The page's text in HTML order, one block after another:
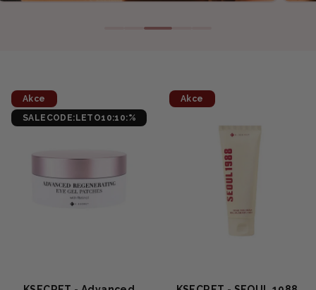
Akce
SALECODE:LETO10:10:%
Akce